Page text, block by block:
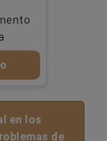
en los
de